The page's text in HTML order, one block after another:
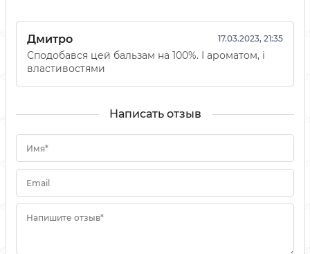
Дмитро 17.03.2023, 21:35
Сподобався цей бальзам на 100%. І ароматом, і
властивостями
Написать отзыв
Имя*
Email
Напишите отзыв*